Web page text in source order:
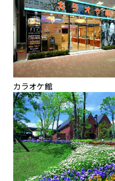
カラオケ館